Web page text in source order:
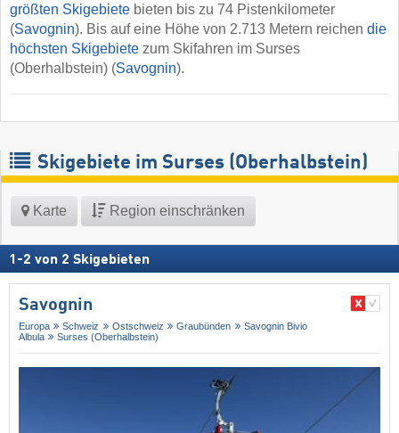
größten Skigebiete bieten bis zu 74 Pistenkilometer
(Savognin). Bis auf eine Höhe von 2.713 Metern reichen die
höchsten Skigebiete zum Skifahren im Surses
(Oberhalbstein) (Savognin).
Skigebiete im Surses (Oberhalbstein)
Karte Region einschränken
1 -2 von 2 Skigebieten
Savognin
Europa Schweiz Ostschweiz Graubünden
Savognin Bivio
Albula
Surses (Oberhalbstein)